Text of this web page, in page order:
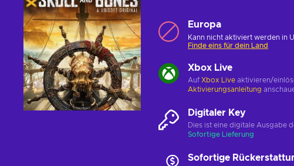
Europa
Kann nicht aktiviert werden in
Finde eins für dein Land
Xbox Live
Auf Xbox Live aktivieren/
Aktivierungsanleitung
Digitaler Key
Dies ist eine digitale Ausgabe
Sofortige Lieferung
Sofortige